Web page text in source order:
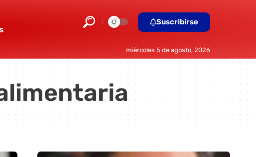
Suscribirse
miércoles 5 de agosto, 2026